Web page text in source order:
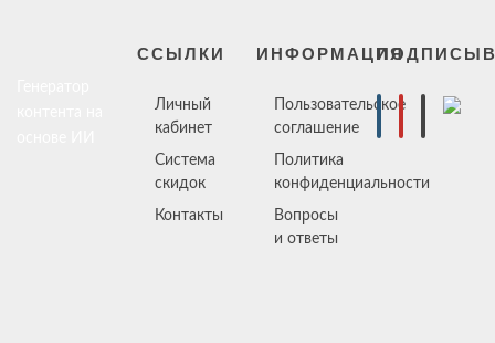
ССЫЛКИ
Личный
кабинет
Система
скидок
Контакты
ИНФОРМАЦИЯ
Пользовательское
соглашение
Политика
конфиденциальности
Вопросы
и ответы